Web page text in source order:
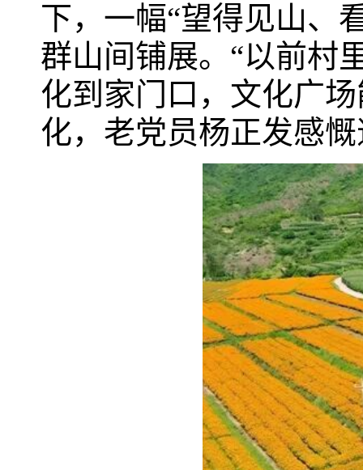
下，一幅“望得见山、
群山间铺展。“以前村
化到家门口，文化广
化，老党员杨正发感